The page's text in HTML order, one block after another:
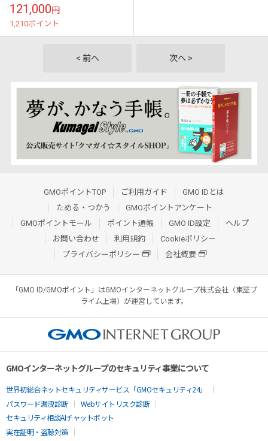
121,000円
1,210ポイント
< 前へ 次へ >
GMOポイントTOP ご利用ガイド
GMO IDとは
ためる・つかう
GMOポイントアンケート
GMOポイントモール
ポイント通帳 GMO ID設定
ヘルプ
お問い合わせ
利用規約
Cookieポリシー
プライバシーポリシー
会社概要
「GMO ID/GMOポイント」はGMOインターネットグループ株式会社（東証プ
ライム上場）が運営しています。
GMOインターネットグループのセキュリティ事業について
世界初総合ネットセキュリティサービス「GMOセキュリティ24」
パスワード漏洩診断
Webサイトリスク診断
セキュリティ相談AIチャットボット
実在証明・盗聴対策